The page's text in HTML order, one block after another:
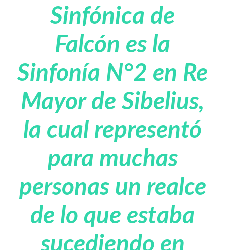
Sinfónica de
Falcón es la
Sinfonía N°2 en Re
Mayor de Sibelius,
la cual representó
para muchas
personas un realce
de lo que estaba
sucediendo en